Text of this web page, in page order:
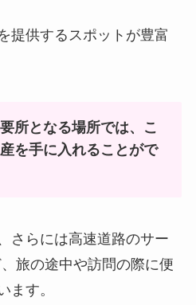
提供するスポットが豊富
所となる場所では、こ
を手に入れることがで
さらには高速道路のサー
旅の途中や訪問の際に便
ます。